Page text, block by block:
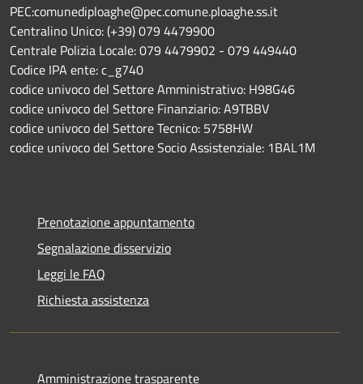
PEC:comunediploaghe@pec.comune.ploaghe.ss.it
Centralino Unico: (+39) 079 4479900
Centrale Polizia Locale: 079 4479902 - 079 449440
Codice IPA ente: c_g740
codice univoco del Settore Amministrativo: H98G46
codice univoco del Settore Finanziario: A9TBBV
codice univoco del Settore Tecnico: 5758HW
codice univoco del Settore Socio Assistenziale: 1BAL1M
Prenotazione appuntamento
Segnalazione disservizio
Leggi le FAQ
Richiesta assistenza
Amministrazione trasparente